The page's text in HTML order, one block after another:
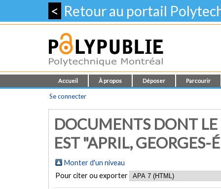
< Retour au portail
Accueil À propos Déposer Parcourir
Se connecter
DOCUMENTS DONT
EST "APRIL, GEORGES-
Monter d'un niveau
Pour citer ou exporter